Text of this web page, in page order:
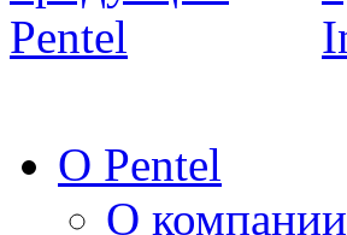
О Pentel
О компании